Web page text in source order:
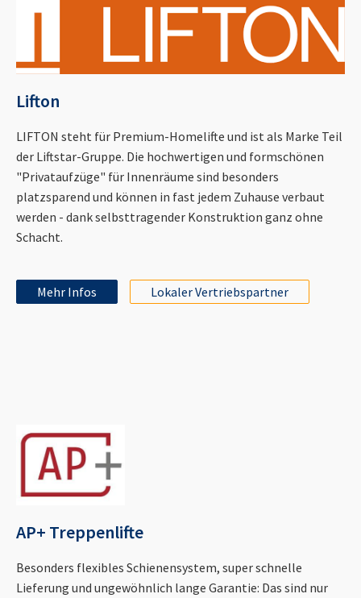
Lifton
LIFTON steht für Premium-Homelifte und ist als Marke Teil
der Liftstar-Gruppe. Die hochwertigen und formschönen
"Privataufzüge" für Innenräume sind besonders
platzsparend und können in fast jedem Zuhause verbaut
werden - dank selbsttragender Konstruktion ganz ohne
Schacht.
Mehr Infos Lokaler Vertriebspartner
AP+ Treppenlifte
Besonders flexibles Schienensystem, super schnelle
Lieferung und ungewöhnlich lange Garantie: Das sind nur